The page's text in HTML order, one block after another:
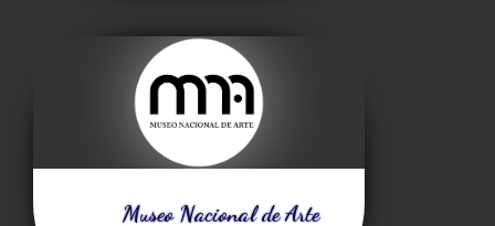
Museo Nacional de Arte